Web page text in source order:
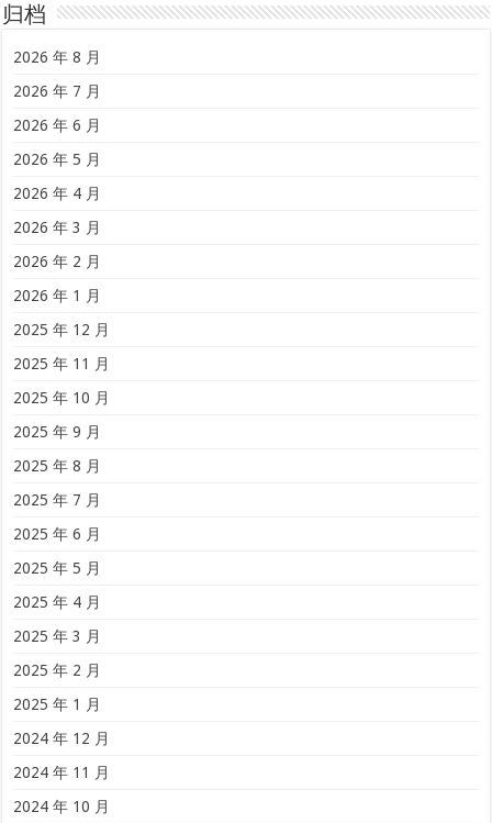
归档
2026 年 8 月
2026 年 7 月
2026 年 6 月
2026 年 5 月
2026 年 4 月
2026 年 3 月
2026 年 2 月
2026 年 1 月
2025 年 12 月
2025 年 11 月
2025 年 10 月
2025 年 9 月
2025 年 8 月
2025 年 7 月
2025 年 6 月
2025 年 5 月
2025 年 4 月
2025 年 3 月
2025 年 2 月
2025 年 1 月
2024 年 12 月
2024 年 11 月
2024 年 10 月